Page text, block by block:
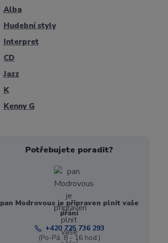
Alba
Hudební styly
Interpret
CD
Jazz
K
Kenny G
Potřebujete poradit?
pan Modrovous je připraven plnit vaše
přání
+420 725 736 293
(Po-Pá, 8 - 16 hod.)